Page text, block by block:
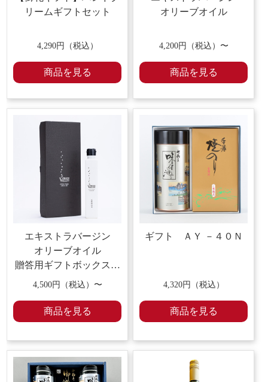
リームギフトセット
4,290円（税込）
商品を見る
オリーブオイル
4,200円（税込）〜
商品を見る
エキストラバージン
オリーブオイル
贈答用ギフトボックス・
袋付き
4,500円（税込）〜
商品を見る
ギフト ＡＹ －４０Ｎ
4,320円（税込）
商品を見る